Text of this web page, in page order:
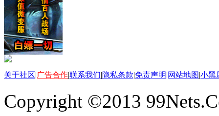
关于社区|广告合作|联系我们|隐私条款|免责声明|网站地图|小黑
Copyright ©2013